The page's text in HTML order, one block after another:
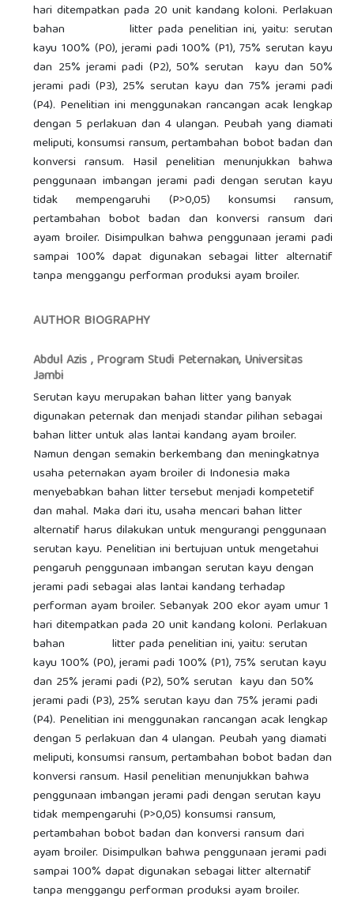
hari ditempatkan pada 20 unit kandang koloni. Perlakuan
bahan litter pada penelitian ini, yaitu: serutan
kayu 100% (P0), jerami padi 100% (P1), 75% serutan kayu
dan 25% jerami padi (P2), 50% serutan kayu dan 50%
jerami padi (P3), 25% serutan kayu dan 75% jerami padi
(P4). Penelitian ini menggunakan rancangan acak lengkap
dengan 5 perlakuan dan 4 ulangan. Peubah yang diamati
meliputi, konsumsi ransum, pertambahan bobot badan dan
konversi ransum. Hasil penelitian menunjukkan bahwa
penggunaan imbangan jerami padi dengan serutan kayu
tidak mempengaruhi (P>0,05) konsumsi ransum,
pertambahan bobot badan dan konversi ransum dari
ayam broiler. Disimpulkan bahwa penggunaan jerami padi
sampai 100% dapat digunakan sebagai litter alternatif
tanpa menggangu performan produksi ayam broiler.
AUTHOR BIOGRAPHY
Abdul Azis ,Program Studi Peternakan, Universitas
Jambi
Serutan kayu merupakan bahan litter yang banyak
digunakan peternak dan menjadi standar pilihan sebagai
bahan litter untuk alas lantai kandang ayam broiler.
Namun dengan semakin berkembang dan meningkatnya
usaha peternakan ayam broiler di Indonesia maka
menyebabkan bahan litter tersebut menjadi kompetetif
dan mahal. Maka dari itu, usaha mencari bahan litter
alternatif harus dilakukan untuk mengurangi penggunaan
serutan kayu. Penelitian ini bertujuan untuk mengetahui
pengaruh penggunaan imbangan serutan kayu dengan
jerami padi sebagai alas lantai kandang terhadap
performan ayam broiler. Sebanyak 200 ekor ayam umur 1
hari ditempatkan pada 20 unit kandang koloni. Perlakuan
bahan litter pada penelitian ini, yaitu: serutan
kayu 100% (P0), jerami padi 100% (P1), 75% serutan kayu
dan 25% jerami padi (P2), 50% serutan kayu dan 50%
jerami padi (P3), 25% serutan kayu dan 75% jerami padi
(P4). Penelitian ini menggunakan rancangan acak lengkap
dengan 5 perlakuan dan 4 ulangan. Peubah yang diamati
meliputi, konsumsi ransum, pertambahan bobot badan dan
konversi ransum. Hasil penelitian menunjukkan bahwa
penggunaan imbangan jerami padi dengan serutan kayu
tidak mempengaruhi (P>0,05) konsumsi ransum,
pertambahan bobot badan dan konversi ransum dari
ayam broiler. Disimpulkan bahwa penggunaan jerami padi
sampai 100% dapat digunakan sebagai litter alternatif
tanpa menggangu performan produksi ayam broiler.